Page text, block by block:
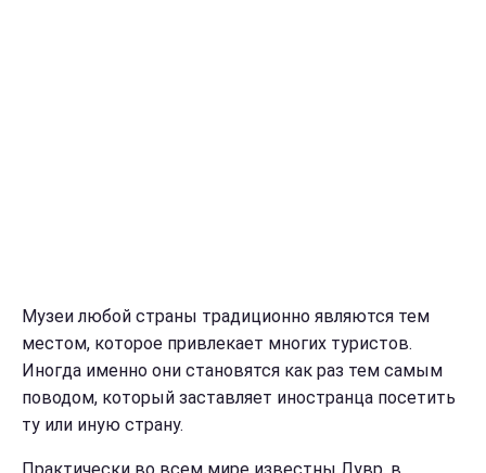
Музеи любой страны традиционно являются тем
местом, которое привлекает многих туристов.
Иногда именно они становятся как раз тем самым
поводом, который заставляет иностранца посетить
ту или иную страну.